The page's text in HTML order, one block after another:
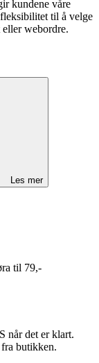
kundene våre
til å velge
webordre.
Les mer
til 79,-
når det er klart.
butikken.